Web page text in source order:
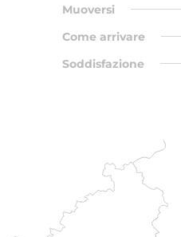
Muoversi
Come arrivare
Soddisfazione